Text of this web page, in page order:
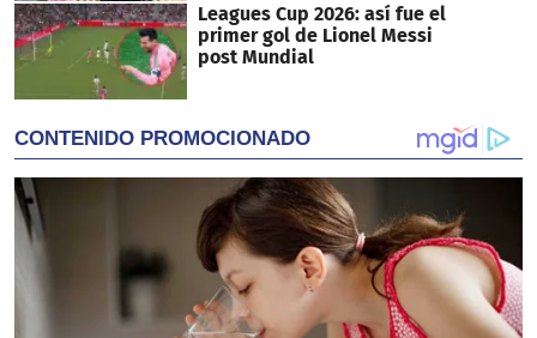
Leagues Cup 2026: así fue el
primer gol de Lionel Messi
post Mundial